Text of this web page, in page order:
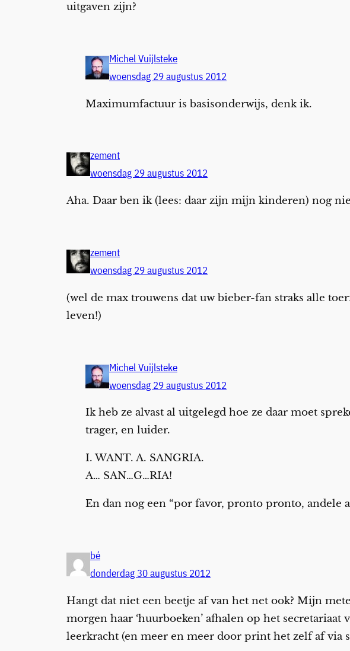
uitgaven zijn?
Michel Vuijlsteke
woensdag 29 augustus 2012
Maximumfactuur is basisonderwijs, denk ik.
zement
woensdag 29 augustus 2012
Aha. Daar ben ik (lees: daar zijn mijn kinderen) nog
zement
woensdag 29 augustus 2012
(wel de max trouwens dat uw bieber-fan straks alle
leven!)
Michel Vuijlsteke
woensdag 29 augustus 2012
Ik heb ze alvast al uitgelegd hoe ze daar moet
trager, en luider.
I. WANT. A. SANGRIA.
A… SAN…G…RIA!
En dan nog een “por favor, pronto pronto, andele
bé
donderdag 30 augustus 2012
Hangt dat niet een beetje af van het net ook? Mijn
morgen haar ‘huurboeken’ afhalen op het
leerkracht (en meer en meer door print het zelf af via